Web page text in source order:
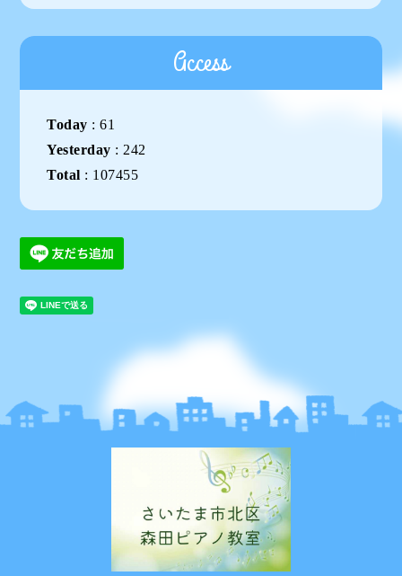
Access
Today :61
Yesterday : 242
Total : 107455